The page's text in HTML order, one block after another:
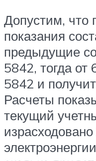
Допустим, что
показания
предыдущие
5842, тогда от
5842 и
Расчеты
текущий